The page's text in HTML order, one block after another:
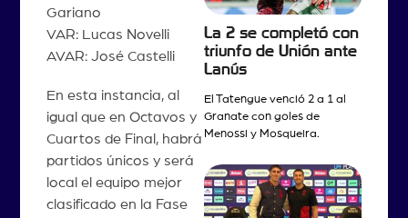
Gariano
VAR: Lucas Novelli
AVAR: José Castelli
En esta instancia, al
igual que en Octavos y
Cuartos de Final, habrá
partidos únicos y será
local el equipo mejor
clasificado en la Fase
La 2 se completó con
triunfo de Unión ante
Lanús
El Tatengue venció 2 a 1 al
Granate con goles de
Menossi y Mosqueira.